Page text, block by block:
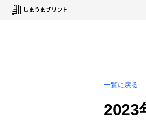
一覧に戻る
2023